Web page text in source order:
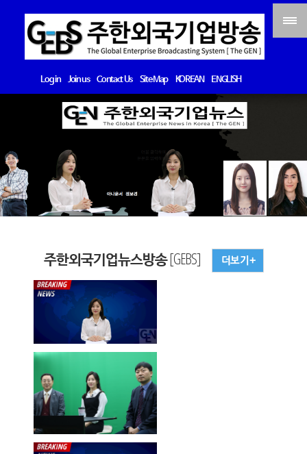
Log in Join us Contact Us Site Map KOREAN ENGLISH
주한외국기업뉴스방송 [GEBS]